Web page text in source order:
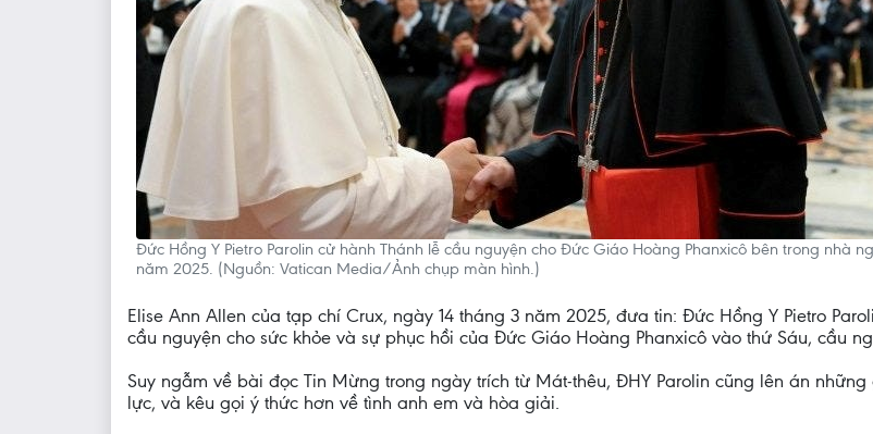
Đức Hồng Y Pietro Parolin cử hành Thánh lễ cầu nguyện cho Đức Giáo Hoàng Phanxicô bên trong nhà
năm 2025. (Nguồn: Vatican Media/Ảnh chụp màn hình.)
Elise Ann Allen của tạp chí Crux, ngày 14 tháng 3 năm 2025, đưa tin: Đức Hồng Y Pietro
cầu nguyện cho sức khỏe và sự phục hồi của Đức Giáo Hoàng Phanxicô vào thứ Sáu, cầu
Suy ngẫm về bài đọc Tin Mừng trong ngày trích từ Mát-thêu, ĐHY Parolin cũng lên án
lực, và kêu gọi ý thức hơn về tình anh em và hòa giải.